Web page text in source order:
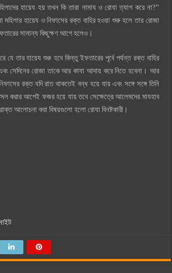
হায়েয হয় তখন কি তারা নামায ও রোযা ত্যাগ করে না?”
মহিলার হায়েয ও নিফাসের রক্ত বাহির হওয়া শুরু হলে তার রোজা
সামান্য কিছুক্ষণ আগে হলেও।
যে তার হায়েয শুরু হবে কিন্তু ইফতারের পূর্বে পর্যন্ত রক্ত বাহির
সেদিনের রোজা তাকে আর কাযা আদায় করে নিতে হবেনা। আর
রক্ত যদি রাত থাকতেই বন্ধ হয়ে যায় এবং সঙ্গে সঙ্গে তিনি
করার আগেই ফজর হয়ে যায় তবে সেক্ষেত্রে আলেমদের মাযহাব
আলোচনা করা বিষয়গুলো হলো রোযা বিনষ্টকারী।